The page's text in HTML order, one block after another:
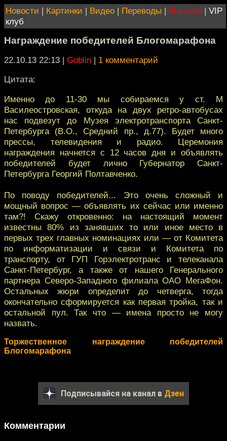
Новости | Картинки | Видео | Переводы | Магазин | VIP
клуб
Награждение победителей Блогомарафона
22.10.13 22:13 | Goblin | 1 комментарий
Цитата:
Именно до 11-30 мы собираемся у ст. М
Василеостровская, откуда на двух ретро-автобусах
нас подвезут до Музея электротранспорта Санкт-
Петербурга (В.О., Средний пр., д.77). Будет много
прессы, телевидения и радио. Церемония
награждения начнется с 12 часов дня и объявлять
победителей будет лично Губернатор Санкт-
Петербурга Георгий Полтавченко.
По поводу победителей... Это очень сложный и
мощный вопрос — объявлять их сейчас или именно
там?! Скажу откровенно: на настоящий момент
известны 80% из занявших то или иное место в
первых трех главных номинациях или — от Комитета
по информатизации и связи и Комитета по
транспорту, от ГУП Горэлектротранс и телеканала
Санкт-Петербург, а также от нашего Генерального
партнера Северо-Западного филиала ОАО МегаФон.
Остальных жюри определит до четверга, тогда
окончательно сформируется как первая тройка, так и
остальной пул. Так что — имена просто не могу
назвать.
Торжественное награждение победителей
Блогомарафона
Подписывайся на канал в Дзен
Комментарии